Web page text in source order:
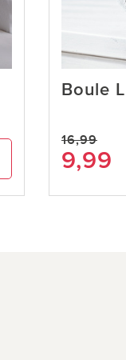
Boule
16,99
9,99